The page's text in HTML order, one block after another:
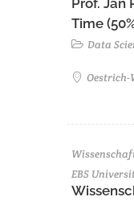
Time
Data
Oestrich-
EBS